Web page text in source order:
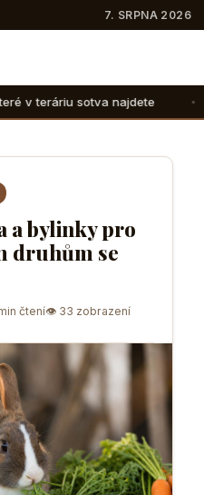
7. SRPNA 2026
Suchozemské
a bylinky pro
druhům se
čtení👁 33 zobrazení